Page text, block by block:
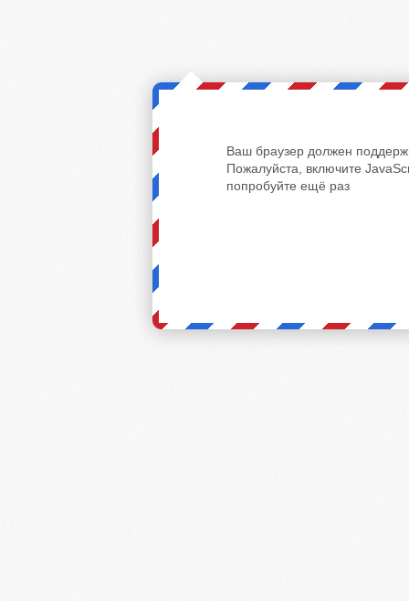
Ваш браузер должен
Пожалуйста, включите
попробуйте ещё раз